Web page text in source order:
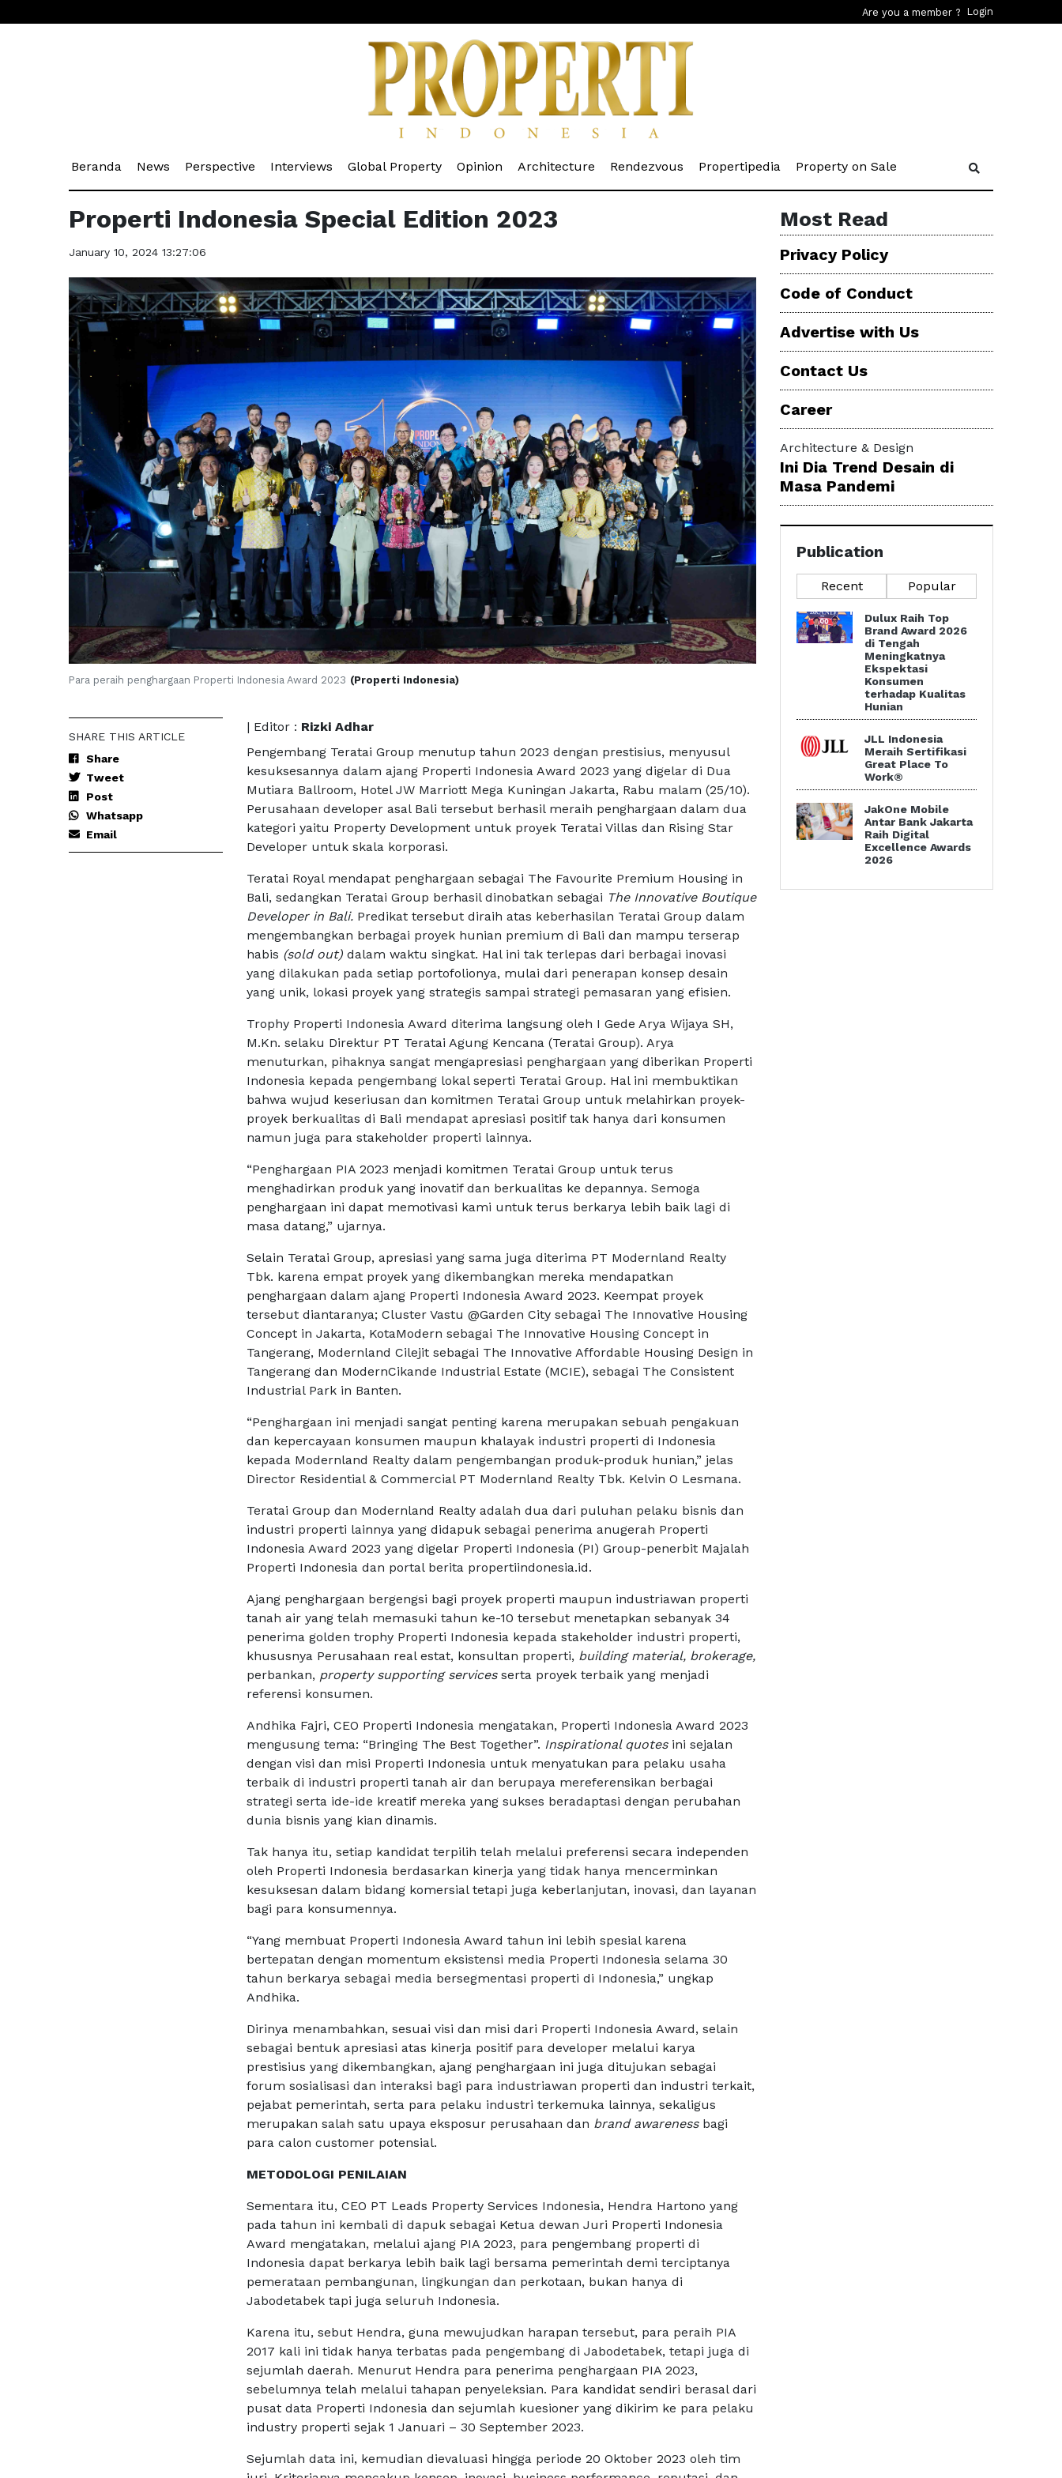
Are you a member ? Login
Beranda (current)
News (current)
Perspective (current)
Interviews (current)
Global Property(current)
Opinion (current)
Architecture (current)
Rendezvous (current)
Propertipedia (current)
Property on Sale
Properti Indonesia Special Edition 2023
January 10, 2024 13:27:06
Para peraih penghargaan Properti Indonesia Award 2023 (Properti Indonesia)
SHARE THIS ARTICLE
Share
Tweet
Post
Whatsapp
Email
| Editor : Rizki Adhar
Pengembang Teratai Group menutup tahun 2023 dengan prestisius, menyusul
kesuksesannya dalam ajang Properti Indonesia Award 2023 yang digelar di Dua
Mutiara Ballroom, Hotel JW Marriott Mega Kuningan Jakarta, Rabu malam (25/10).
Perusahaan developer asal Bali tersebut berhasil meraih penghargaan dalam dua
kategori yaitu Property Development untuk proyek Teratai Villas dan Rising Star
Developer untuk skala korporasi.
Teratai Royal mendapat penghargaan sebagai The Favourite Premium Housing in
Bali, sedangkan Teratai Group berhasil dinobatkan sebagai The Innovative Boutique
Developer in Bali. Predikat tersebut diraih atas keberhasilan Teratai Group dalam
mengembangkan berbagai proyek hunian premium di Bali dan mampu terserap
habis (sold out) dalam waktu singkat. Hal ini tak terlepas dari berbagai inovasi
yang dilakukan pada setiap portofolionya, mulai dari penerapan konsep desain
yang unik, lokasi proyek yang strategis sampai strategi pemasaran yang efisien.
Trophy Properti Indonesia Award diterima langsung oleh I Gede Arya Wijaya SH,
M.Kn. selaku Direktur PT Teratai Agung Kencana (Teratai Group). Arya
menuturkan, pihaknya sangat mengapresiasi penghargaan yang diberikan Properti
Indonesia kepada pengembang lokal seperti Teratai Group. Hal ini membuktikan
bahwa wujud keseriusan dan komitmen Teratai Group untuk melahirkan proyek-
proyek berkualitas di Bali mendapat apresiasi positif tak hanya dari konsumen
namun juga para stakeholder properti lainnya.
“Penghargaan PIA 2023 menjadi komitmen Teratai Group untuk terus
menghadirkan produk yang inovatif dan berkualitas ke depannya. Semoga
penghargaan ini dapat memotivasi kami untuk terus berkarya lebih baik lagi di
masa datang,” ujarnya.
Selain Teratai Group, apresiasi yang sama juga diterima PT Modernland Realty
Tbk. karena empat proyek yang dikembangkan mereka mendapatkan
penghargaan dalam ajang Properti Indonesia Award 2023. Keempat proyek
tersebut diantaranya; Cluster Vastu @Garden City sebagai The Innovative Housing
Concept in Jakarta, KotaModern sebagai The Innovative Housing Concept in
Tangerang, Modernland Cilejit sebagai The Innovative Affordable Housing Design in
Tangerang dan ModernCikande Industrial Estate (MCIE), sebagai The Consistent
Industrial Park in Banten.
“Penghargaan ini menjadi sangat penting karena merupakan sebuah pengakuan
dan kepercayaan konsumen maupun khalayak industri properti di Indonesia
kepada Modernland Realty dalam pengembangan produk-produk hunian,” jelas
Director Residential & Commercial PT Modernland Realty Tbk. Kelvin O Lesmana.
Teratai Group dan Modernland Realty adalah dua dari puluhan pelaku bisnis dan
industri properti lainnya yang didapuk sebagai penerima anugerah Properti
Indonesia Award 2023 yang digelar Properti Indonesia (PI) Group-penerbit Majalah
Properti Indonesia dan portal berita propertiindonesia.id.
Ajang penghargaan bergengsi bagi proyek properti maupun industriawan properti
tanah air yang telah memasuki tahun ke-10 tersebut menetapkan sebanyak 34
penerima golden trophy Properti Indonesia kepada stakeholder industri properti,
khususnya Perusahaan real estat, konsultan properti, building material, brokerage,
perbankan, property supporting services serta proyek terbaik yang menjadi
referensi konsumen.
Andhika Fajri, CEO Properti Indonesia mengatakan, Properti Indonesia Award 2023
mengusung tema: “Bringing The Best Together”. Inspirational quotes ini sejalan
dengan visi dan misi Properti Indonesia untuk menyatukan para pelaku usaha
terbaik di industri properti tanah air dan berupaya mereferensikan berbagai
strategi serta ide-ide kreatif mereka yang sukses beradaptasi dengan perubahan
dunia bisnis yang kian dinamis.
Tak hanya itu, setiap kandidat terpilih telah melalui preferensi secara independen
oleh Properti Indonesia berdasarkan kinerja yang tidak hanya mencerminkan
kesuksesan dalam bidang komersial tetapi juga keberlanjutan, inovasi, dan layanan
bagi para konsumennya.
“Yang membuat Properti Indonesia Award tahun ini lebih spesial karena
bertepatan dengan momentum eksistensi media Properti Indonesia selama 30
tahun berkarya sebagai media bersegmentasi properti di Indonesia,” ungkap
Andhika.
Dirinya menambahkan, sesuai visi dan misi dari Properti Indonesia Award, selain
sebagai bentuk apresiasi atas kinerja positif para developer melalui karya
prestisius yang dikembangkan, ajang penghargaan ini juga ditujukan sebagai
forum sosialisasi dan interaksi bagi para industriawan properti dan industri terkait,
pejabat pemerintah, serta para pelaku industri terkemuka lainnya, sekaligus
merupakan salah satu upaya eksposur perusahaan dan brand awareness bagi
para calon customer potensial.
METODOLOGI PENILAIAN
Sementara itu, CEO PT Leads Property Services Indonesia, Hendra Hartono yang
pada tahun ini kembali di dapuk sebagai Ketua dewan Juri Properti Indonesia
Award mengatakan, melalui ajang PIA 2023, para pengembang properti di
Indonesia dapat berkarya lebih baik lagi bersama pemerintah demi terciptanya
pemerataan pembangunan, lingkungan dan perkotaan, bukan hanya di
Jabodetabek tapi juga seluruh Indonesia.
Karena itu, sebut Hendra, guna mewujudkan harapan tersebut, para peraih PIA
2017 kali ini tidak hanya terbatas pada pengembang di Jabodetabek, tetapi juga di
sejumlah daerah. Menurut Hendra para penerima penghargaan PIA 2023,
sebelumnya telah melalui tahapan penyeleksian. Para kandidat sendiri berasal dari
pusat data Properti Indonesia dan sejumlah kuesioner yang dikirim ke para pelaku
industry properti sejak 1 Januari – 30 September 2023.
Sejumlah data ini, kemudian dievaluasi hingga periode 20 Oktober 2023 oleh tim
Most Read
Privacy Policy
Code of Conduct
Advertise with Us
Contact Us
Career
Architecture & Design
Ini Dia Trend Desain di
Masa Pandemi
Publication
Recent Popular
Dulux Raih Top
Brand Award 2026
di Tengah
Meningkatnya
Ekspektasi
Konsumen
terhadap Kualitas
Hunian
JLL Indonesia
Meraih Sertifikasi
Great Place To
Work®
JakOne Mobile
Antar Bank Jakarta
Raih Digital
Excellence Awards
2026